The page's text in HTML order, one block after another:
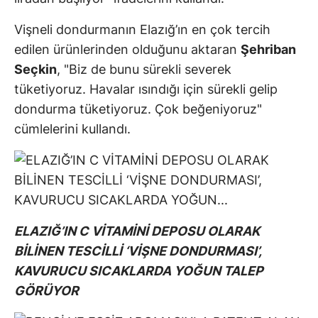
Vişneli dondurmanın Elazığ’ın en çok tercih
edilen ürünlerinden olduğunu aktaran Şehriban
Seçkin, "Biz de bunu sürekli severek
tüketiyoruz. Havalar ısındığı için sürekli gelip
dondurma tüketiyoruz. Çok beğeniyoruz"
cümlelerini kullandı.
ELAZIĞ’IN C VİTAMİNİ DEPOSU OLARAK
BİLİNEN TESCİLLİ ‘VİŞNE DONDURMASI’,
KAVURUCU SICAKLARDA YOĞUN TALEP
GÖRÜYOR